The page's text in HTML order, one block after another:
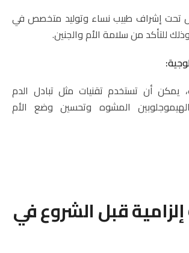
تحت إشراف طبيب نساء وتوليد متخصص في
وذلك للتأكد من سلامة الأم والجنين.
يمكن أن تستخدم تقنيات مثل تبادل الدم
المشوه وتحسين وضع الأم
قبل الشروع في